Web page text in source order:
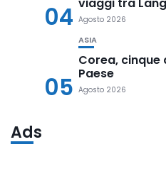
04 Agosto 2026
05
ASIA
Corea,
Paese
Agosto 2026
Ads